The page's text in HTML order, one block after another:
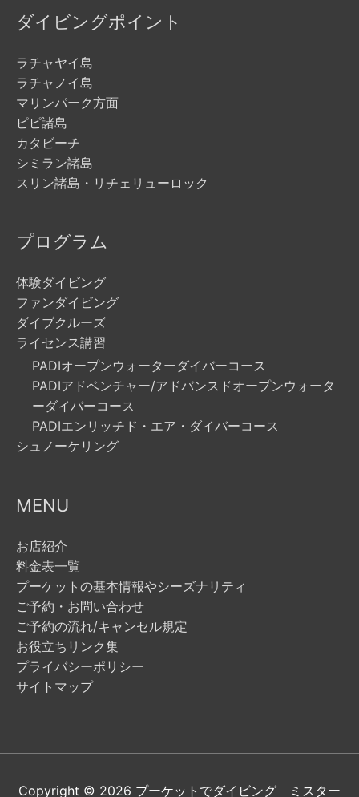
ダイビングポイント
ラチャヤイ島
ラチャノイ島
マリンパーク方面
ピピ諸島
カタビーチ
シミラン諸島
スリン諸島・リチェリューロック
プログラム
体験ダイビング
ファンダイビング
ダイブクルーズ
ライセンス講習
PADIオープンウォーターダイバーコース
PADIアドベンチャー/アドバンスドオープンウォータ
ーダイバーコース
PADIエンリッチド・エア・ダイバーコース
シュノーケリング
MENU
お店紹介
料金表一覧
プーケットの基本情報やシーズナリティ
ご予約・お問い合わせ
ご予約の流れ/キャンセル規定
お役立ちリンク集
プライバシーポリシー
サイトマップ
Copyright © 2026 プーケットでダイビング ミスター